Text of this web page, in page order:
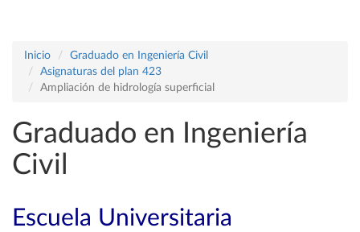
Inicio
Graduado en Ingeniería Civil
Asignaturas del plan 423
Ampliación de hidrología superficial
Graduado en Ingeniería
Civil
Escuela Universitaria